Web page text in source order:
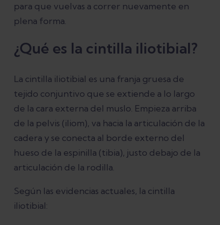
Tratamiento para el síndrome de la
cintilla iliotibial
Tiempo de recuperación del síndrome
¿Cómo puedes prevenir el síndrome de
la cintilla iliotibial?
Conclusión
para que vuelvas a correr nuevamente en
plena forma.
¿Qué es la cintilla iliotibial?
La cintilla iliotibial es una franja gruesa de
tejido conjuntivo que se extiende a lo largo
de la cara externa del muslo. Empieza arriba
de la pelvis (iliom), va hacia la articulación de la
cadera y se conecta al borde externo del
hueso de la espinilla (tibia), justo debajo de la
articulación de la rodilla.
Según las evidencias actuales, la cintilla
iliotibial: